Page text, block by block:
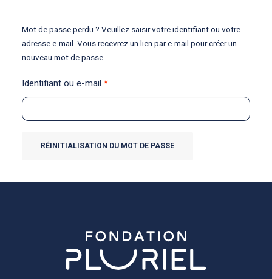
Mot de passe perdu ? Veuillez saisir votre identifiant ou votre
adresse e-mail. Vous recevrez un lien par e-mail pour créer un
nouveau mot de passe.
Identifiant ou e-mail *Obligatoire
RÉINITIALISATION DU MOT DE PASSE